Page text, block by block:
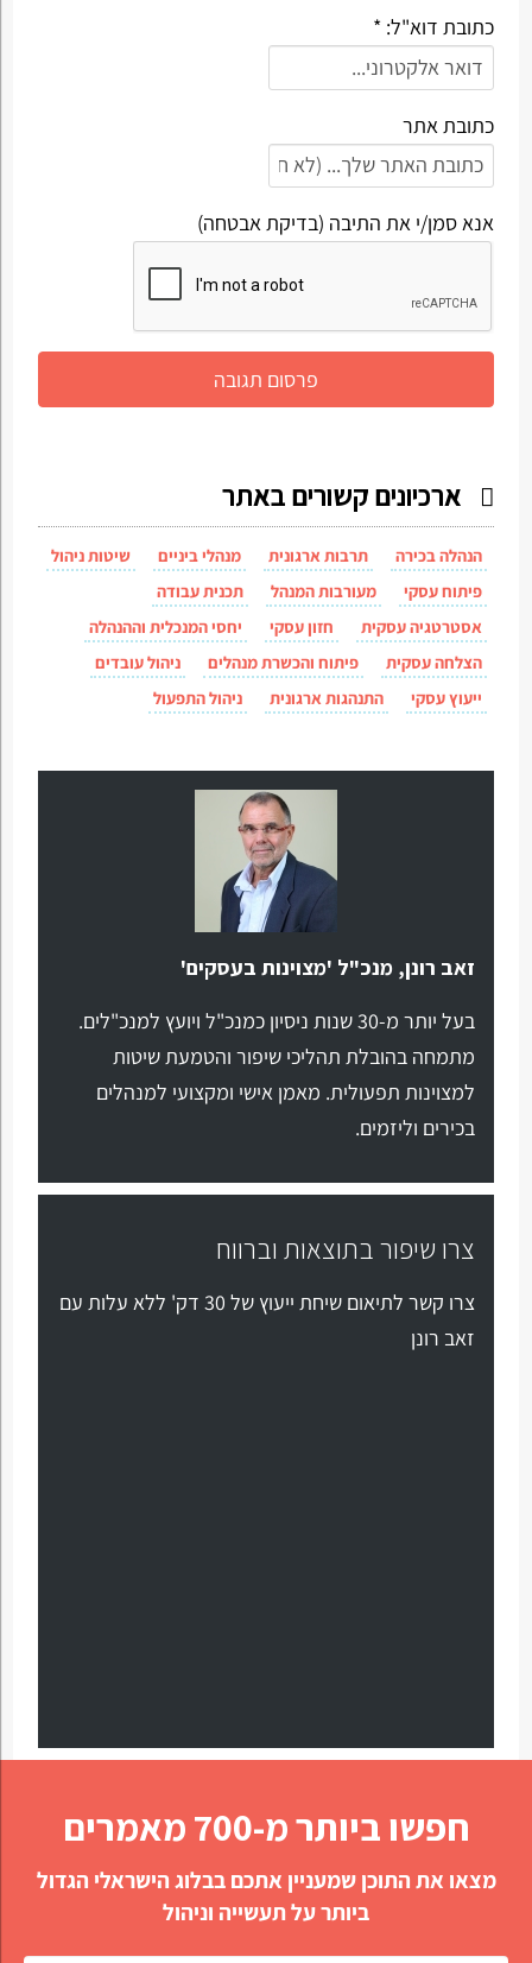
כתובת דוא"ל: *
כתובת אתר
אנא סמן/י את התיבה (בדיקת אבטחה)
ארכיונים קשורים באתר
הנהלה בכירה תרבות ארגונית מנהלי ביניים
שיטות ניהול
פיתוח עסקי
מעורבות המנהל
תכנית עבודה
אסטרטגיה עסקית
חזון עסקי
יחסי המנכלית וההנהלה
הצלחה עסקית
פיתוח והכשרת מנהלים
ניהול עובדים
ייעוץ עסקי
התנהגות ארגונית ניהול התפעול
זאב רונן, מנכ"ל 'מצוינות בעסקים'
בעל יותר מ-30 שנות ניסיון כמנכ"ל ויועץ למנכ"לים.
מתמחה בהובלת תהליכי שיפור והטמעת שיטות
למצוינות תפעולית. מאמן אישי ומקצועי למנהלים
בכירים וליזמים.
צרו שיפור בתוצאות וברווח
צרו קשר לתיאום שיחת ייעוץ של 30 דק' ללא עלות עם
זאב רונן
חפשו ביותר מ-700 מאמרים
מצאו את התוכן שמעניין אתכם בבלוג הישראלי הגדול
ביותר על תעשייה וניהול